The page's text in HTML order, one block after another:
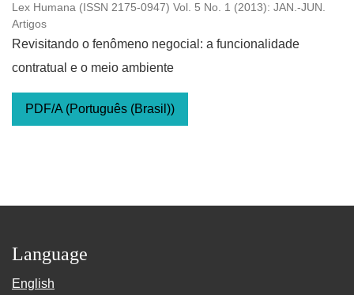
Lex Humana (ISSN 2175-0947) Vol. 5 No. 1 (2013): JAN.-JUN.
Artigos
Revisitando o fenômeno negocial: a funcionalidade
contratual e o meio ambiente
PDF/A (Português (Brasil))
Language
English